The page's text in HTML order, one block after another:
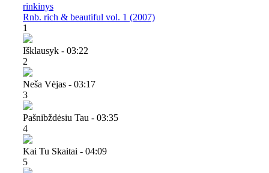
rinkinys
Rnb. rich & beautiful vol. 1 (2007)
1
Išklausyk - 03:22
2
Neša Vėjas - 03:17
3
Pašnibždėsiu Tau - 03:35
4
Kai Tu Skaitai - 04:09
5